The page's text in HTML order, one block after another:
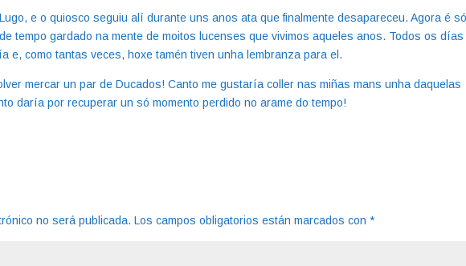
e o quiosco seguiu alí durante uns anos ata que finalmente desapareceu. Agora é só
tempo gardado na mente de moitos lucenses que vivimos aqueles anos. Todos os días
e, como tantas veces, hoxe tamén tiven unha lembranza para el.
mercar un par de Ducados! Canto me gustaría coller nas miñas mans unha daquelas
daría por recuperar un só momento perdido no arame do tempo!
no será publicada. Los campos obligatorios están marcados con*